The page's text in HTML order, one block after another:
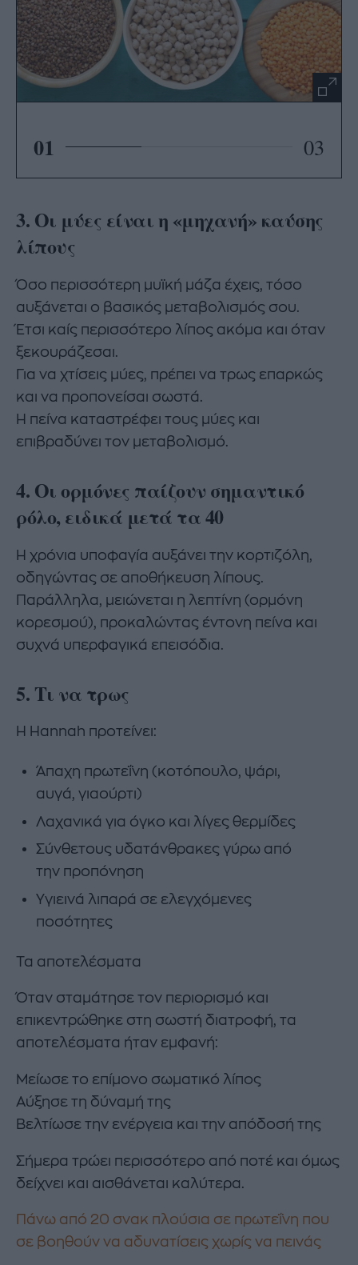
01 03
3. Οι μύες είναι η «μηχανή» καύσης
λίπους
Όσο περισσότερη μυϊκή μάζα έχεις, τόσο
αυξάνεται ο βασικός μεταβολισμός σου.
Έτσι καίς περισσότερο λίπος ακόμα και όταν
ξεκουράζεσαι.
Για να χτίσεις μύες, πρέπει να τρως επαρκώς
και να προπονείσαι σωστά.
Η πείνα καταστρέφει τους μύες και
επιβραδύνει τον μεταβολισμό.
4. Οι ορμόνες παίζουν σημαντικό
ρόλο, ειδικά μετά τα 40
Η χρόνια υποφαγία αυξάνει την κορτιζόλη,
οδηγώντας σε αποθήκευση λίπους.
Παράλληλα, μειώνεται η λεπτίνη (ορμόνη
κορεσμού), προκαλώντας έντονη πείνα και
συχνά υπερφαγικά επεισόδια.
5. Τι να τρως
Η Hannah προτείνει:
Άπαχη πρωτεΐνη (κοτόπουλο, ψάρι,
αυγά, γιαούρτι)
Λαχανικά για όγκο και λίγες θερμίδες
Σύνθετους υδατάνθρακες γύρω από
την προπόνηση
Υγιεινά λιπαρά σε ελεγχόμενες
ποσότητες
Τα αποτελέσματα
Όταν σταμάτησε τον περιορισμό και
επικεντρώθηκε στη σωστή διατροφή, τα
αποτελέσματα ήταν εμφανή:
Μείωσε το επίμονο σωματικό λίπος
Αύξησε τη δύναμή της
Βελτίωσε την ενέργεια και την απόδοσή της
Σήμερα τρώει περισσότερο από ποτέ και όμως
δείχνει και αισθάνεται καλύτερα.
Πάνω από 20 σνακ πλούσια σε πρωτεΐνη που
σε βοηθούν να αδυνατίσεις χωρίς να πεινάς